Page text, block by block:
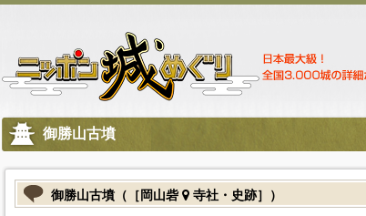
御勝山古墳
御勝山古墳（［岡山砦 寺社・史跡］）